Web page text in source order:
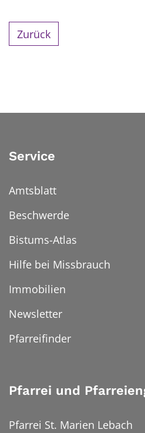
Zurück
Service
Amtsblatt
Beschwerde
Bistums-Atlas
Hilfe bei Missbrauch
Immobilien
Newsletter
Pfarreifinder
Pfarrei und
Pfarrei St. Marien Lebach